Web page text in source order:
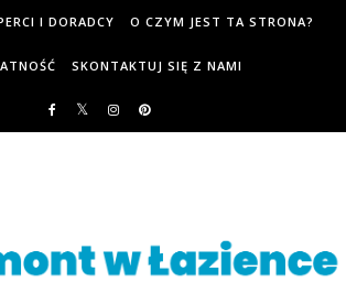
I DORADCY O CZYM JEST TA STRONA?
SKONTAKTUJ SIĘ Z NAMI